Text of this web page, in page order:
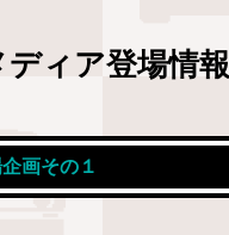
ディア登場情報
画その１